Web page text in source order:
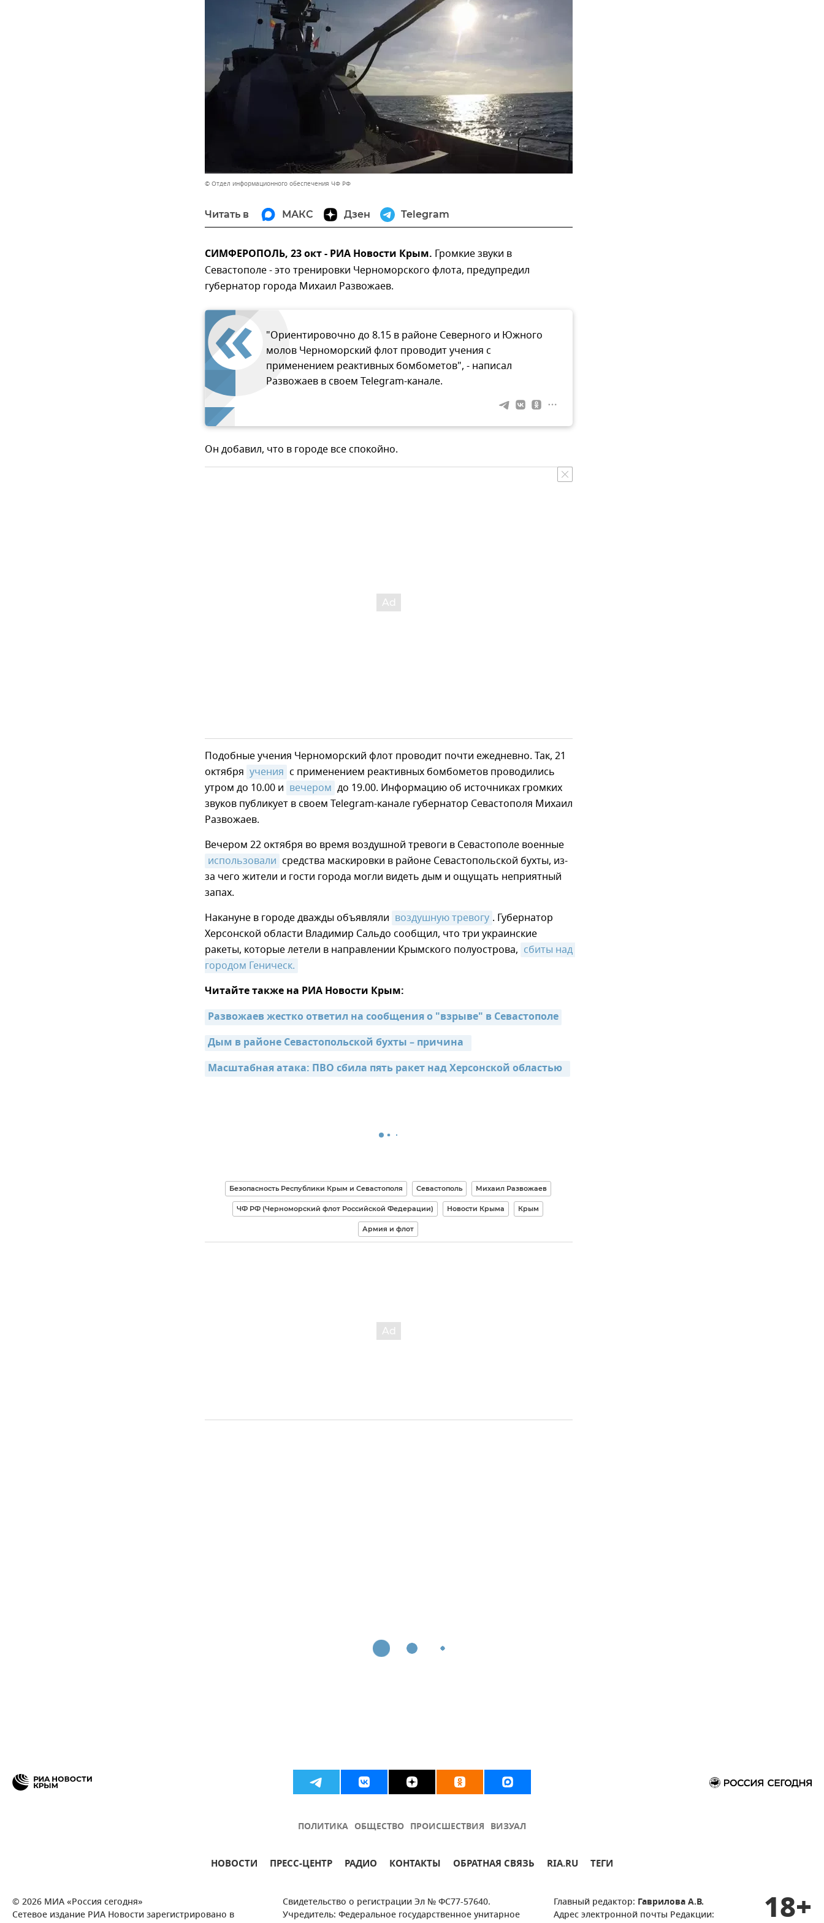
© Отдел информационного обеспечения ЧФ РФ
Читать в МАКС Дзен Telegram
СИМФЕРОПОЛЬ, 23 окт - РИА Новости Крым. Громкие звуки в
Севастополе - это тренировки Черноморского флота, предупредил
губернатор города Михаил Развожаев.
"Ориентировочно до 8.15 в районе Северного и Южного
молов Черноморский флот проводит учения с
применением реактивных бомбометов", - написал
Развожаев в своем Telegram-канале.
Он добавил, что в городе все спокойно.
Подобные учения Черноморский флот проводит почти ежедневно. Так, 21
октября учения с применением реактивных бомбометов проводились
утром до 10.00 и вечером до 19.00. Информацию об источниках громких
звуков публикует в своем Telegram-канале губернатор Севастополя Михаил
Развожаев.
Вечером 22 октября во время воздушной тревоги в Севастополе военные
использовали средства маскировки в районе Севастопольской бухты, из-
за чего жители и гости города могли видеть дым и ощущать неприятный
запах.
Накануне в городе дважды объявляли воздушную тревогу . Губернатор
Херсонской области Владимир Сальдо сообщил, что три украинские
ракеты, которые летели в направлении Крымского полуострова, сбиты над
городом Геническ.
Читайте также на РИА Новости Крым:
Развожаев жестко ответил на сообщения о "взрыве" в Севастополе
Дым в районе Севастопольской бухты – причина
Масштабная атака: ПВО сбила пять ракет над Херсонской областью
Безопасность Республики Крым и Севастополя Севастополь Михаил Развожаев
ЧФ РФ (Черноморский флот Российской Федерации) Новости Крыма Крым
Армия и флот
ПОЛИТИКА ОБЩЕСТВО ПРОИСШЕСТВИЯ ВИЗУАЛ
НОВОСТИ ПРЕСС-ЦЕНТР РАДИО КОНТАКТЫ ОБРАТНАЯ СВЯЗЬ RIA.RU ТЕГИ
© 2026 МИА «Россия сегодня»
Сетевое издание РИА Новости зарегистрировано в
Свидетельство о регистрации Эл № ФС77-57640.
Учредитель: Федеральное государственное унитарное
Главный редактор: Гаврилова А.В.
Адрес электронной почты Редакции:
18+